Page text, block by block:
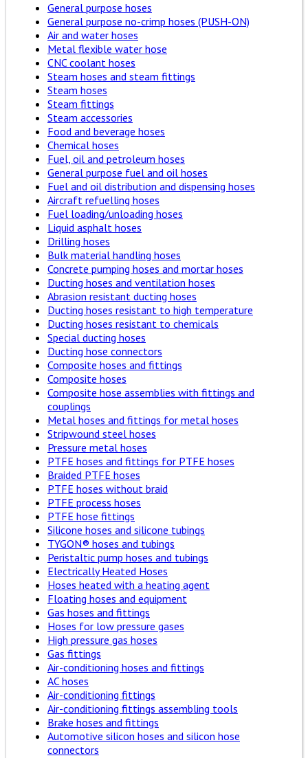
General purpose hoses
General purpose no-crimp hoses (PUSH-ON)
Air and water hoses
Metal flexible water hose
CNC coolant hoses
Steam hoses and steam fittings
Steam hoses
Steam fittings
Steam accessories
Food and beverage hoses
Chemical hoses
Fuel, oil and petroleum hoses
General purpose fuel and oil hoses
Fuel and oil distribution and dispensing hoses
Aircraft refuelling hoses
Fuel loading/unloading hoses
Liquid asphalt hoses
Drilling hoses
Bulk material handling hoses
Concrete pumping hoses and mortar hoses
Ducting hoses and ventilation hoses
Abrasion resistant ducting hoses
Ducting hoses resistant to high temperature
Ducting hoses resistant to chemicals
Special ducting hoses
Ducting hose connectors
Composite hoses and fittings
Composite hoses
Composite hose assemblies with fittings and
couplings
Metal hoses and fittings for metal hoses
Stripwound steel hoses
Pressure metal hoses
PTFE hoses and fittings for PTFE hoses
Braided PTFE hoses
PTFE hoses without braid
PTFE process hoses
PTFE hose fittings
Silicone hoses and silicone tubings
TYGON® hoses and tubings
Peristaltic pump hoses and tubings
Electrically Heated Hoses
Hoses heated with a heating agent
Floating hoses and equipment
Gas hoses and fittings
Hoses for low pressure gases
High pressure gas hoses
Gas fittings
Air-conditioning hoses and fittings
AC hoses
Air-conditioning fittings
Air-conditioning fittings assembling tools
Brake hoses and fittings
Automotive silicon hoses and silicon hose
connectors